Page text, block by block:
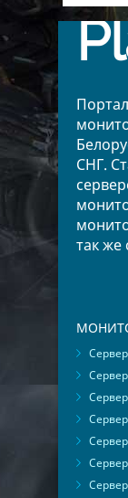
СНГ.
так же